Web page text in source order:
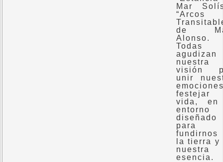
Mar
“Arcos
de
Alonso.
Todas
agudizan
nuestra
visión
unir
vida, en
entorno
diseñado
para
fundirnos
la tierra y
nuestra
esencia.